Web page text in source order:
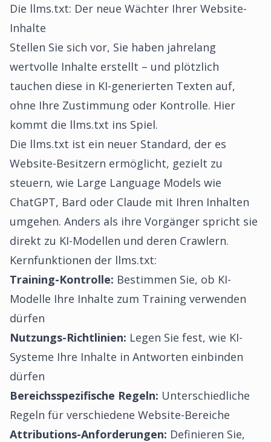
Die llms.txt: Der neue Wächter Ihrer Website-
Inhalte
Stellen Sie sich vor, Sie haben jahrelang
wertvolle Inhalte erstellt – und plötzlich
tauchen diese in KI-generierten Texten auf,
ohne Ihre Zustimmung oder Kontrolle. Hier
kommt die llms.txt ins Spiel.
Die llms.txt ist ein neuer Standard, der es
Website-Besitzern ermöglicht, gezielt zu
steuern, wie Large Language Models wie
ChatGPT, Bard oder Claude mit Ihren Inhalten
umgehen. Anders als ihre Vorgänger spricht sie
direkt zu KI-Modellen und deren Crawlern.
Kernfunktionen der llms.txt:
Training-Kontrolle: Bestimmen Sie, ob KI-
Modelle Ihre Inhalte zum Training verwenden
dürfen
Nutzungs-Richtlinien: Legen Sie fest, wie KI-
Systeme Ihre Inhalte in Antworten einbinden
dürfen
Bereichsspezifische Regeln: Unterschiedliche
Regeln für verschiedene Website-Bereiche
Attributions-Anforderungen: Definieren Sie,